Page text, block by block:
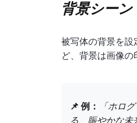
背景シーン
被写体の背景を設
ど、背景は画像の
📌 例：
「ホロ
る、賑やかな未